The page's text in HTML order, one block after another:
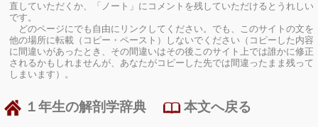
直していただくか、「ノート」にコメントを残していただけるとうれしい
です。
どのページにでも自由にリンクしてください。でも、このサイトの文を
他の場所に転載（コピー・ペースト）しないでください（コピーした内容
に間違いがあったとき、その間違いはその後このサイト上では誰かに修正
されるかもしれませんが、あなたがコピーした先では間違ったまま残って
しまいます）。
１年生の解剖学辞典 本文へ戻る